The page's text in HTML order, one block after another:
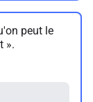
peut le
».